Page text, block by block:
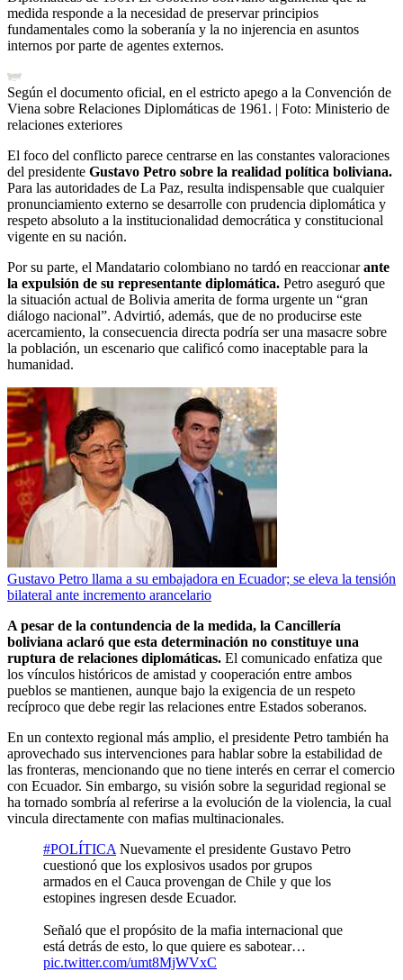
medida responde a la necesidad de preservar principios
fundamentales como la soberanía y la no injerencia en asuntos
internos por parte de agentes externos.
Según el documento oficial, en el estricto apego a la Convención de
Viena sobre Relaciones Diplomáticas de 1961. | Foto: Ministerio de
relaciones exteriores
El foco del conflicto parece centrarse en las constantes valoraciones
del presidente Gustavo Petro sobre la realidad política boliviana.
Para las autoridades de La Paz, resulta indispensable que cualquier
pronunciamiento externo se desarrolle con prudencia diplomática y
respeto absoluto a la institucionalidad democrática y constitucional
vigente en su nación.
Por su parte, el Mandatario colombiano no tardó en reaccionarante
la expulsión de su representante diplomática. Petro aseguró que
la situación actual de Bolivia amerita de forma urgente un “gran
diálogo nacional”. Advirtió, además, que de no producirse este
acercamiento, la consecuencia directa podría ser una masacre sobre
la población, un escenario que calificó como inaceptable para la
humanidad.
Gustavo Petro llama a su embajadora en Ecuador; se eleva la tensión
bilateral ante incremento arancelario
A pesar de la contundencia de la medida, la Cancillería
boliviana aclaró que esta determinación no constituye una
ruptura de relaciones diplomáticas. El comunicado enfatiza que
los vínculos históricos de amistad y cooperación entre ambos
pueblos se mantienen, aunque bajo la exigencia de un respeto
recíproco que debe regir las relaciones entre Estados soberanos.
En un contexto regional más amplio, el presidente Petro también ha
aprovechado sus intervenciones para hablar sobre la estabilidad de
las fronteras, mencionando que no tiene interés en cerrar el comercio
con Ecuador. Sin embargo, su visión sobre la seguridad regional se
ha tornado sombría al referirse a la evolución de la violencia, la cual
vincula directamente con mafias multinacionales.
#POLÍTICA Nuevamente el presidente Gustavo Petro
cuestionó que los explosivos usados por grupos
armados en el Cauca provengan de Chile y que los
estopines ingresen desde Ecuador.
Señaló que el propósito de la mafia internacional que
está detrás de esto, lo que quiere es sabotear…
pic.twitter.com/umt8MjWVxC